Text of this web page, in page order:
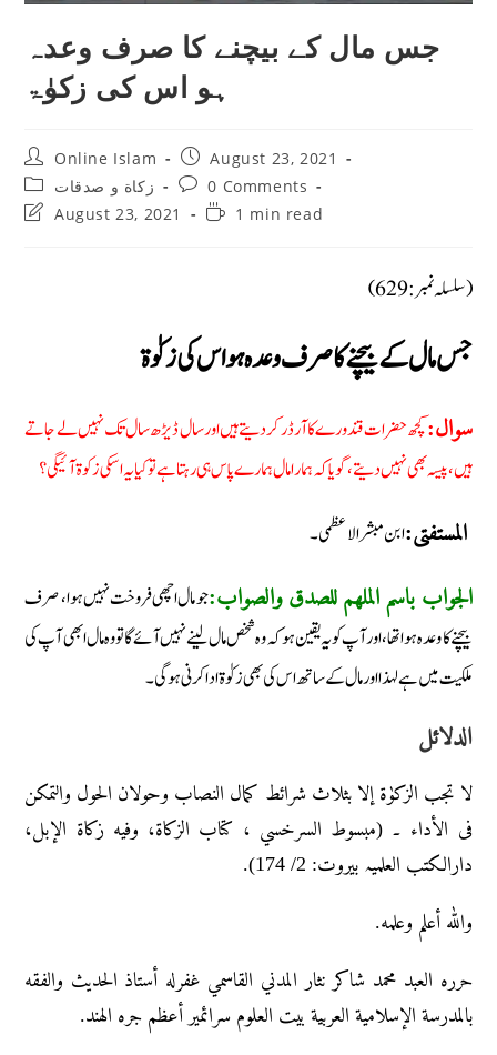
جس مال کے بیچنے کا صرف وعدہ
ہو اس کی زکوٰۃ
Post
author:
Online Islam
Post
published:
August 23, 2021
Post
category:
زکاة و صدقات
Post
comments:
0 Comments
PostAugust 23, 2021
Reading1 min read
(سلسلہ نمبر: 629)
جس مال کے بیچنے کا صرف وعدہ ہو اس کی زکوٰۃ
سوال:کچھ حضرات قندورے کا آرڈر کردیتے ہیں اور سال ڈیڑھ سال تک نہیں لے جاتے
ہیں، پیسہ بھی نہیں دیتے، گویا کہ ہمارا مال ہمارے پاس ہی رہتا ہے تو کیا یہ اسکی زکوۃ آئیگی؟
المستفتی:ابن مبشر الاعظمی۔
الجواب باسم الملھم للصدق والصواب:جو مال اچھی فروخت نہیں ہوا، صرف
بیچنے کا وعدہ ہوا تھا، اور آپ کو یہ یقین ہو کہ وہ شخص مال لینے نہیں آئے گا تو وہ مال ابھی آپ کی
ملکیت میں ہے لہذا اور مال کے ساتھ اس کی بھی زکوٰۃ ادا کرنی ہوگی۔
الدلائل
لا تجب الزکوٰۃ إلا بثلاث شرائط کمال النصاب وحولان الحول والتمکن
فی الأداء ۔ (مبسوط السرخسي ، کتاب الزکاۃ، وفیه زکاۃ الإبل،
دارالکتب العلمیہ بیروت: 2/ 174).
والله أعلم وعلمه.
حرره العبد محمد شاکر نثار المدني القاسمي غفرله أستاذ الحديث والفقه
بالمدرسة الإسلامية العربية بيت العلوم سرائمير أعظم جره الهند.